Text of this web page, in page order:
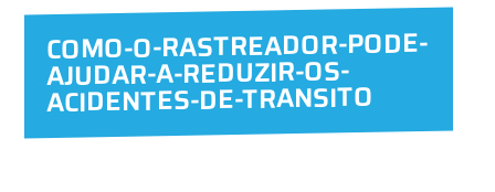
COMO-O-RASTREADOR-PODE-
AJUDAR-A-REDUZIR-OS-
ACIDENTES-DE-TRANSITO